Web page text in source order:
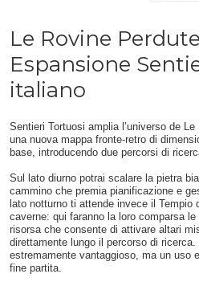
Le Rovine
Espansione
italiano
Sentieri Tortuosi amplia l’universo de
una nuova mappa fronte-retro di
base, introducendo due percorsi di
Sul lato diurno potrai scalare la pietra
cammino che premia pianificazione e
lato notturno ti attende invece il Tempio
caverne: qui faranno la loro comparsa
risorsa che consente di attivare altari
direttamente lungo il percorso di
estremamente vantaggioso, ma un uso
fine partita.